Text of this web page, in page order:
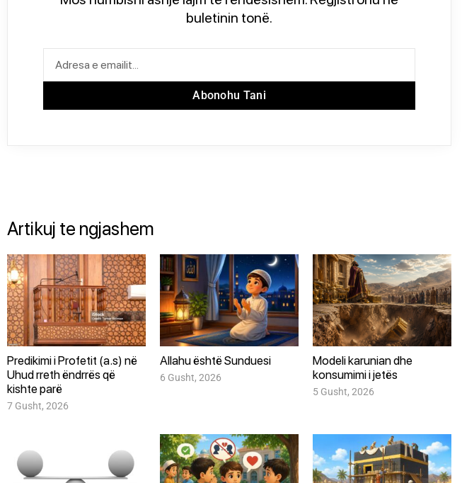
buletinin tonë.
Abonohu Tani
Artikuj te ngjashem
Predikimi i Profetit (a.s) në
Uhud rreth ëndrrës që
kishte parë
7 Gusht, 2026
Allahu është Sunduesi
6 Gusht, 2026
Modeli karunian dhe
konsumimi i jetës
5 Gusht, 2026